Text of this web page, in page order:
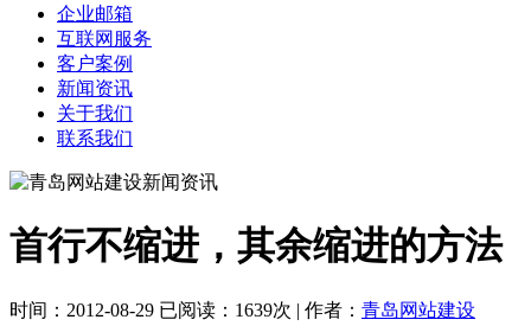
企业邮箱
互联网服务
客户案例
新闻资讯
关于我们
联系我们
首行不缩进，其余缩进的方法
时间：2012-08-29 已阅读：1639次 | 作者： 青岛网站建设